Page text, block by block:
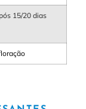
15/20 dias